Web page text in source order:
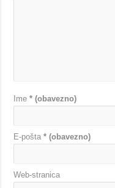
Ime* (obavezno)
E-pošta* (obavezno)
Web-stranica